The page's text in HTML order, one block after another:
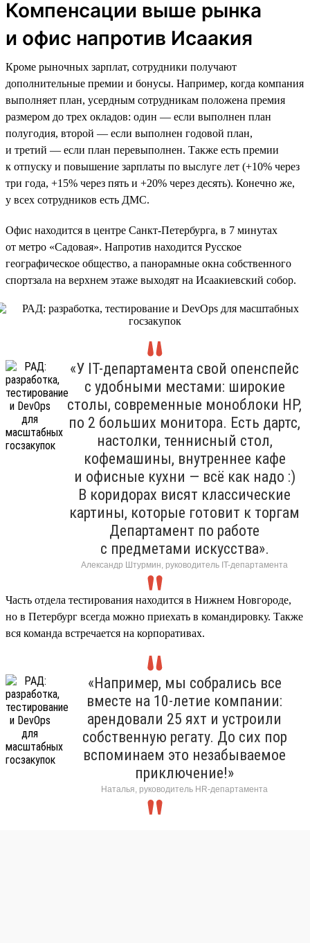
Компенсации выше рынка
и офис напротив Исаакия
Кроме рыночных зарплат, сотрудники получают
дополнительные премии и бонусы. Например, когда компания
выполняет план, усердным сотрудникам положена премия
размером до трех окладов: один — если выполнен план
полугодия, второй — если выполнен годовой план,
и третий — если план перевыполнен. Также есть премии
к отпуску и повышение зарплаты по выслуге лет (+10% через
три года, +15% через пять и +20% через десять). Конечно же,
у всех сотрудников есть ДМС.
Офис находится в центре Санкт-Петербурга, в 7 минутах
от метро «Садовая». Напротив находится Русское
географическое общество, а панорамные окна собственного
спортзала на верхнем этаже выходят на Исаакиевский собор.
«У IT-департамента свой опенспейс
с удобными местами: широкие
столы, современные моноблоки HP,
по 2 больших монитора. Есть дартс,
настолки, теннисный стол,
кофемашины, внутреннее кафе
и офисные кухни — всё как надо :)
В коридорах висят классические
картины, которые готовит к торгам
Департамент по работе
с предметами искусства».
Александр Штурмин, руководитель IT-департамента
Часть отдела тестирования находится в Нижнем Новгороде,
но в Петербург всегда можно приехать в командировку. Также
вся команда встречается на корпоративах.
«Например, мы собрались все
вместе на 10-летие компании:
арендовали 25 яхт и устроили
собственную регату. До сих пор
вспоминаем это незабываемое
приключение!»
Наталья, руководитель HR-департамента